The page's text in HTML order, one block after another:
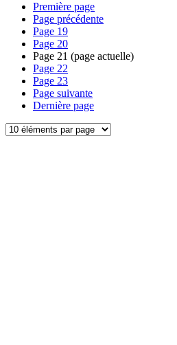
Première page
Page précédente
Page 19
Page 20
Page 21 (page actuelle)
Page 22
Page 23
Page suivante
Dernière page